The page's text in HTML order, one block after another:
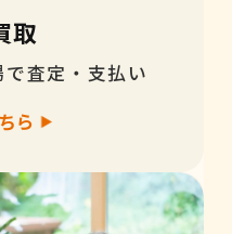
取
査定・支払い
ら